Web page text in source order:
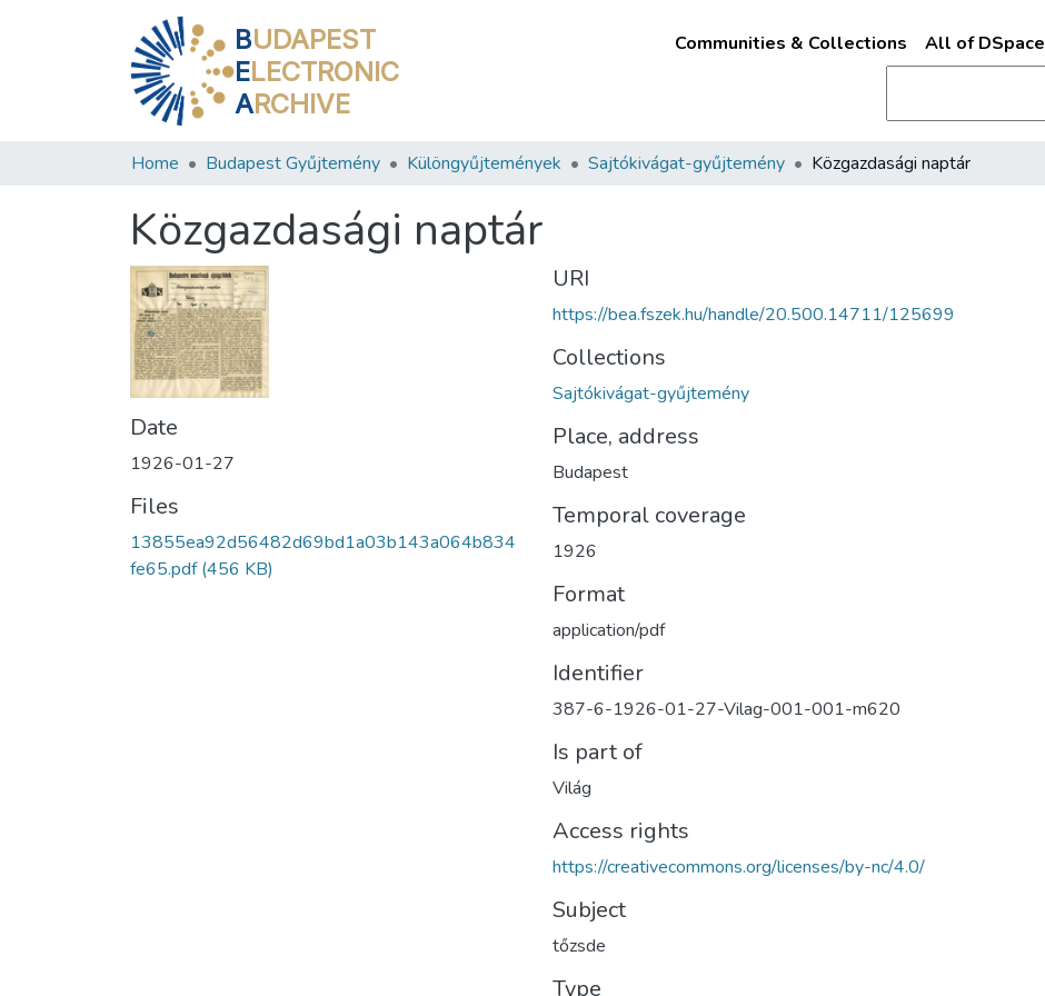
BUDAPEST
ELECTRONIC
ARCHIVE
Communities & Collections All of DSpace
Home Budapest Gyűjtemény Különgyűjtemények Sajtókivágat-gyűjtemény Közgazdasági naptár
Közgazdasági naptár
Date
1926-01-27
Files
13855ea92d56482d69bd1a03b143a064b834
fe65.pdf(456 KB)
URI
https://bea.fszek.hu/handle/20.500.14711/125699
Collections
Sajtókivágat-gyűjtemény
Place, address
Budapest
Temporal coverage
1926
Format
application/pdf
Identifier
387-6-1926-01-27-Vilag-001-001-m620
Is part of
Világ
Access rights
https://creativecommons.org/licenses/by-nc/4.0/
Subject
tőzsde
Type